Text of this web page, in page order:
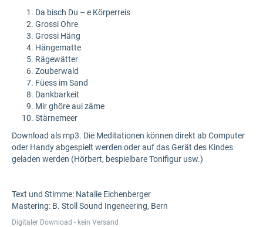
Da bisch Du – e Körperreis
Grossi Ohre
Grossi Häng
Hängematte
Rägewätter
Zouberwald
Füess im Sand
Dankbarkeit
Mir ghöre aui zäme
Stärnemeer
Download als mp3. Die Meditationen können direkt ab Computer
oder Handy abgespielt werden oder auf das Gerät des Kindes
geladen werden (Hörbert, bespielbare Tonifigur usw.)
Text und Stimme: Natalie Eichenberger
Mastering: B. Stoll Sound Ingeneering, Bern
Digitaler Download - kein Versand